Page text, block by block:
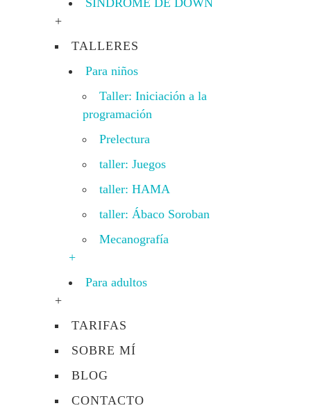
SÍNDROME DE DOWN
+
TALLERES
Para niños
Taller: Iniciación a la
programación
Prelectura
taller: Juegos
taller: HAMA
taller: Ábaco Soroban
Mecanografía
+
Para adultos
+
TARIFAS
SOBRE MÍ
BLOG
CONTACTO